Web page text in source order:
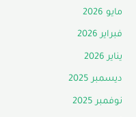
مايو 2026
فبراير 2026
يناير 2026
ديسمبر 2025
نوفمبر 2025